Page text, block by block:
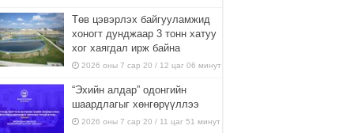
Төв цэвэрлэх байгууламжид
хоногт дунджаар 3 тонн хатуу
хог хаягдал ирж байна
2026 оны 7 сар 20 / 12 цаг 06 минут
“Эхийн алдар” одонгийн
шаардлагыг хөнгөрүүллээ
2026 оны 7 сар 20 / 11 цаг 51 минут